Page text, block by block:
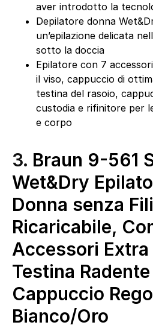
aver introdotto la
Depilatore donna
un’epilazione delicata
sotto la doccia
Epilatore con 7
il viso, cappuccio di
testina del rasoio,
custodia e rifinitore per
e corpo
3. Braun 9-561
Wet&Dry
Donna senza Fili
Ricaricabile,
Accessori
Testina
Cappuccio
Bianco/Oro